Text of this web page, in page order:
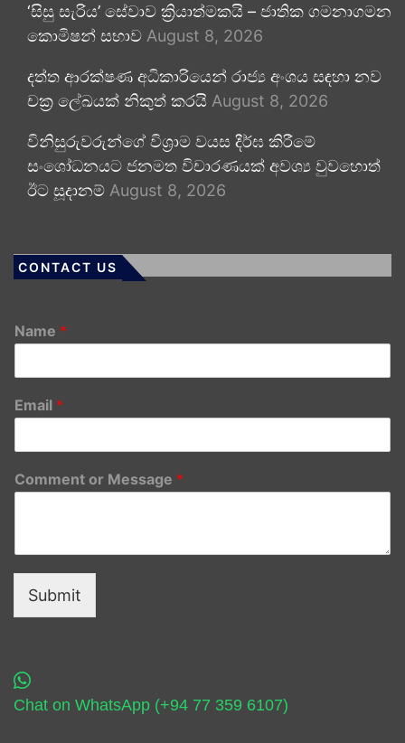
‘සිසු සැරිය’ සේවාව ක්‍රියාත්මකයි – ජාතික ගමනාගමන
කොමිෂන් සභාව August 8, 2026
දත්ත ආරක්ෂණ අධිකාරියෙන් රාජ්‍ය අංශය සඳහා නව
චක්‍ර ලේඛයක් නිකුත් කරයි August 8, 2026
විනිසුරුවරුන්ගේ විශ්‍රාම වයස දීර්ඝ කිරීමේ
සංශෝධනයට ජනමත විචාරණයක් අවශ්‍ය වුවහොත්
ඊට සූදානම් August 8, 2026
CONTACT US
Name *
Email *
Comment or Message *
Submit
Chat on WhatsApp (+94 77 359 6107)